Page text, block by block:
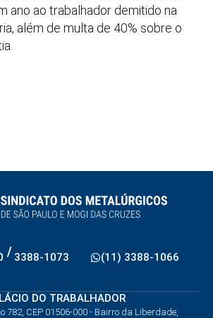
ano ao trabalhador demitido na
além de multa de 40% sobre o
/ 3388-1073 (11) 3388-1066
DO TRABALHADOR
782, CEP 01506-000 - Bairro da Liberdade,